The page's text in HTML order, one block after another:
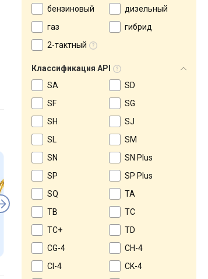
бензиновый
дизельный
газ
гибрид
2-тактный
Классификация API
SA
SD
SF
SG
SH
SJ
SL
SM
SN
SN Plus
SP
SP Plus
SQ
TA
TB
TC
TC+
TD
CG-4
CH-4
CI-4
CK-4